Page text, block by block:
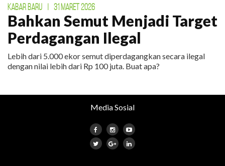
KABAR BARU | 31 MARET 2026
Bahkan Semut Menjadi Target
Perdagangan Ilegal
Lebih dari 5.000 ekor semut diperdagangkan secara ilegal
dengan nilai lebih dari Rp 100 juta. Buat apa?
Media Sosial